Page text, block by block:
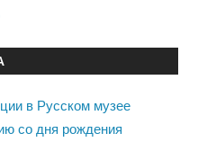
в Русском музее
со дня рождения